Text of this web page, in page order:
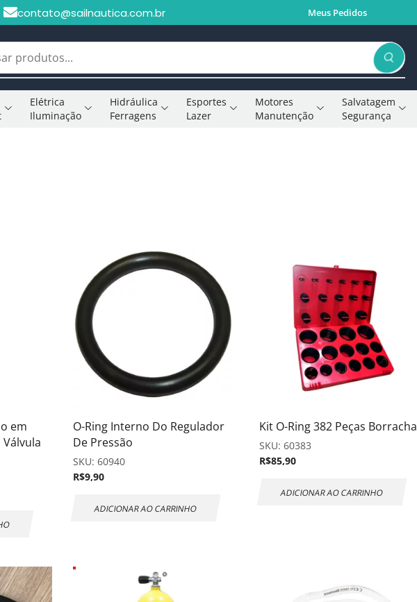
contato@sailnautica.com.br Meus Pedidos
Elétrica
Iluminação
Hidráulica
Ferragens
Esportes
Lazer
Motores
Manutenção
Salvatagem
Segurança
em
O-Ring Interno Do Regulador
De Pressão
SKU: 60940
R$9,90
ADICIONAR AO CARRINHO
Kit O-Ring 382 Peças Borracha
SKU:60383
R$85,90
ADICIONAR AO CARRINHO